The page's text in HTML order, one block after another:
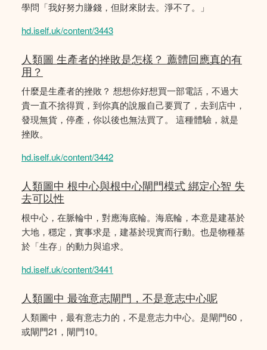
學問「我好努力賺錢，但財來財去。淨不了。」
hd.iself.uk/content/3443
人類圖 生產者的挫敗是怎樣？ 薦體回應真的有
用？
什麼是生產者的挫敗？ 想想你好想買一部電話，不過大
貴一直不捨得買，到你真的說服自己要買了，去到店中，
發現無貨，停產，你以後也無法買了。 這種體驗，就是
挫敗。
hd.iself.uk/content/3442
人類圖中 根中心與根中心閘門模式 綁定心智 失
去可以性
根中心，在脈輪中，對應海底輪。海底輪，本意是建基於
大地，穩定，實事求是，建基於現實而行動。也是物種基
於「生存」的動力與追求。
hd.iself.uk/content/3441
人類圖中 最強意志閘門，不是意志中心呢
人類圖中，最有意志力的，不是意志力中心。是閘門60，
或閘門21，閘門10。